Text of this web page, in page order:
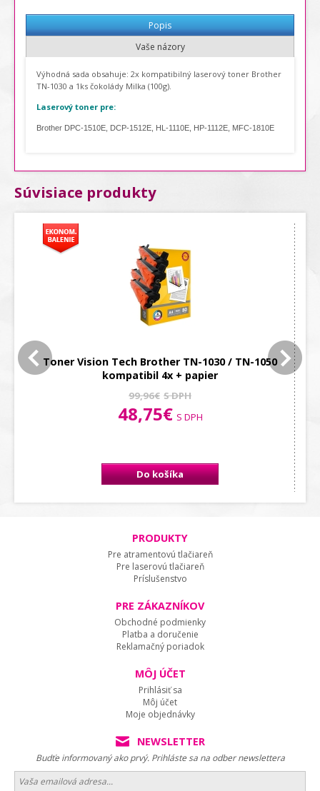
Popis
Vaše názory
Výhodná sada obsahuje: 2x kompatibilný laserový toner Brother
TN-1030 a 1ks čokolády Milka (100g).
Laserový toner pre:
Brother DPC-1510E, DCP-1512E, HL-1110E, HP-1112E, MFC-1810E
Súvisiace produkty
Toner Vision Tech Brother TN-1030 / TN-1050
kompatibil 4x + papier
99,96€ S DPH
48,75€ S DPH
Do košíka
PRODUKTY
Pre atramentovú tlačiareň
Pre laserovú tlačiareň
Príslušenstvo
PRE ZÁKAZNÍKOV
Obchodné podmienky
Platba a doručenie
Reklamačný poriadok
MÔJ ÚČET
Prihlásiť sa
Môj účet
Moje objednávky
NEWSLETTER
Budťe informovaný ako prvý. Prihláste sa na odber newslettera